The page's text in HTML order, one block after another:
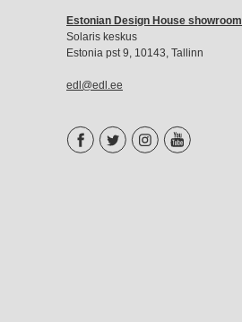
Estonian Design House showroom
Solaris keskus
Estonia pst 9, 10143, Tallinn
edl@edl.ee